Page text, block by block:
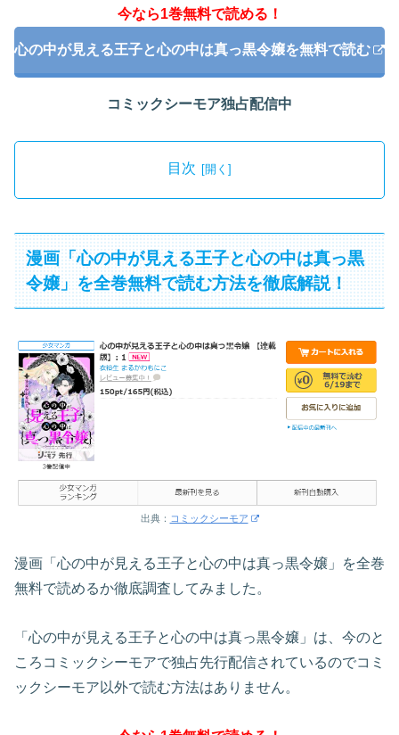
今なら1巻無料で読める！
心の中が見える王子と心の中は真っ黒令嬢を無料で読む
コミックシーモア独占配信中
目次
漫画「心の中が見える王子と心の中は真っ黒
令嬢」を全巻無料で読む方法を徹底解説！
出典： コミックシーモア
漫画「心の中が見える王子と心の中は真っ黒令嬢」を全巻
無料で読めるか徹底調査してみました。
「心の中が見える王子と心の中は真っ黒令嬢」は、今のと
ころコミックシーモアで独占先行配信されているのでコミ
ックシーモア以外で読む方法はありません。